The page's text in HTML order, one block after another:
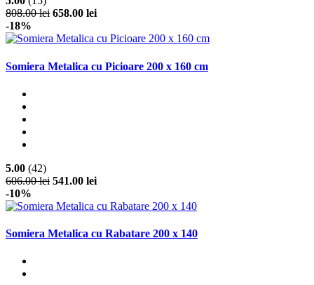
808.00 lei 658.00 lei
-18%
Somiera Metalica cu Picioare 200 x 160 cm
5.00 (42)
606.00 lei 541.00 lei
-10%
Somiera Metalica cu Rabatare 200 x 140